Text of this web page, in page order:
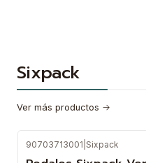
Sixpack
Ver más productos
90703713001 Sixpack